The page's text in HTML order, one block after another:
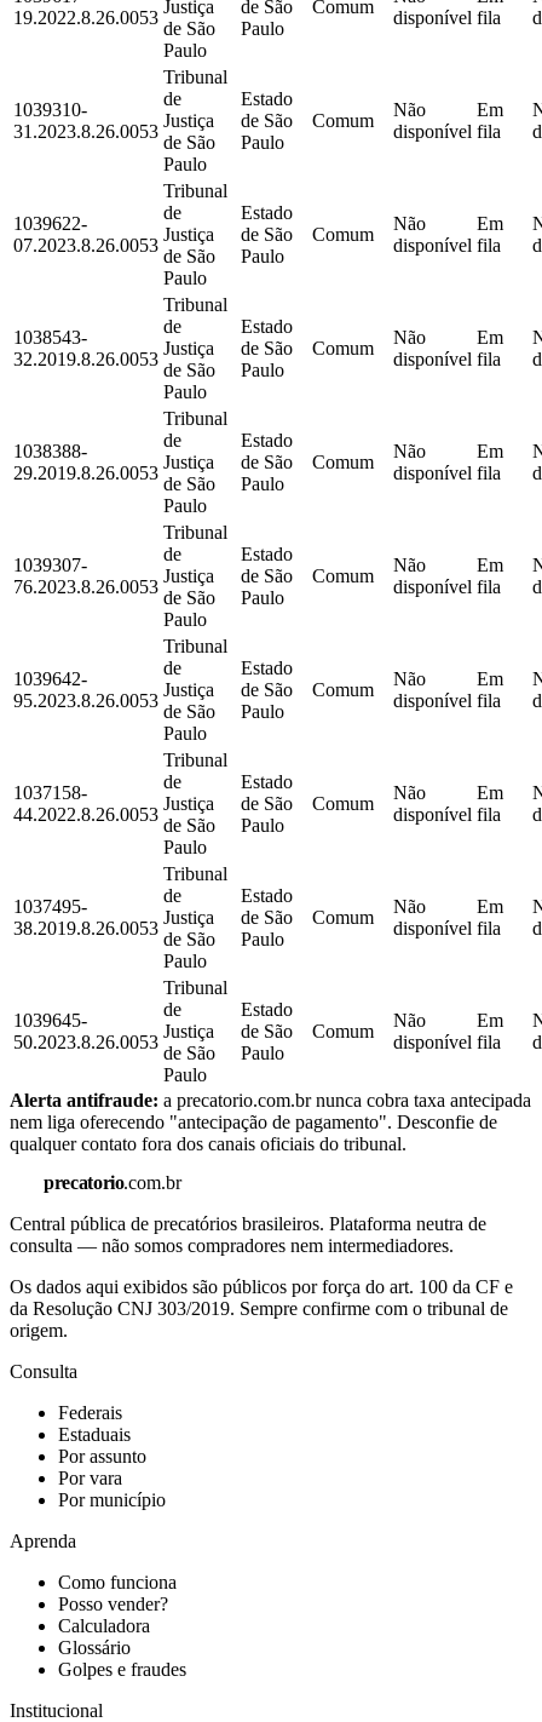
19.2022.8.26.0053
Justiça
de São
Paulo
de São
Paulo
Comum
disponível fila
1039310-
31.2023.8.26.0053
Tribunal
de
Justiça
de São
Paulo
Estado
de São
Paulo
Comum
Não
disponível
Em
fila
1039622-
07.2023.8.26.0053
Tribunal
de
Justiça
de São
Paulo
Estado
de São
Paulo
Comum
Não
disponível
Em
fila
1038543-
32.2019.8.26.0053
Tribunal
de
Justiça
de São
Paulo
Estado
de São
Paulo
Comum
Não
disponível
Em
fila
1038388-
29.2019.8.26.0053
Tribunal
de
Justiça
de São
Paulo
Estado
de São
Paulo
Comum
Não
disponível
Em
fila
1039307-
76.2023.8.26.0053
Tribunal
de
Justiça
de São
Paulo
Estado
de São
Paulo
Comum
Não
disponível
Em
fila
1039642-
95.2023.8.26.0053
Tribunal
de
Justiça
de São
Paulo
Estado
de São
Paulo
Comum
Não
disponível
Em
fila
1037158-
44.2022.8.26.0053
Tribunal
de
Justiça
de São
Paulo
Estado
de São
Paulo
Comum
Não
disponível
Em
fila
1037495-
38.2019.8.26.0053
Tribunal
de
Justiça
de São
Paulo
Estado
de São
Paulo
Comum
Não
disponível
Em
fila
1039645-
50.2023.8.26.0053
Tribunal
de
Justiça
de São
Paulo
Estado
de São
Paulo
Comum
Não
disponível
Em
fila
Alerta antifraude: a precatorio.com.br nunca cobra taxa antecipada
nem liga oferecendo "antecipação de pagamento". Desconfie de
qualquer contato fora dos canais oficiais do tribunal.
precatorio.com.br
Central pública de precatórios brasileiros. Plataforma neutra de
consulta — não somos compradores nem intermediadores.
Os dados aqui exibidos são públicos por força do art. 100 da CF e
da Resolução CNJ 303/2019. Sempre confirme com o tribunal de
origem.
Consulta
Federais
Estaduais
Por assunto
Por vara
Por município
Aprenda
Como funciona
Posso vender?
Calculadora
Glossário
Golpes e fraudes
Institucional